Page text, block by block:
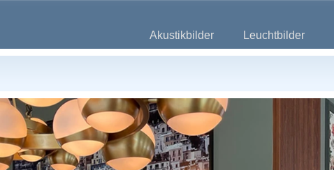
Akustikbilder Leuchtbilder